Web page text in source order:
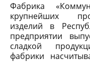
Фабрика
крупнейших
изделий в
предприятии
сладкой
фабрики